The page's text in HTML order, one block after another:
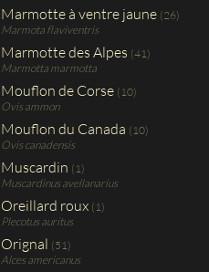
Marmotte à ventre jaune (26)
Marmota flaviventris
Marmotte des Alpes (41)
Marmotta marmotta
Mouflon de Corse (10)
Ovis ammon
Mouflon du Canada (10)
Ovis canadensis
Muscardin (1)
Muscardinus avellanarius
Oreillard roux (1)
Plecotus auritus
Orignal (51)
Alces americanus